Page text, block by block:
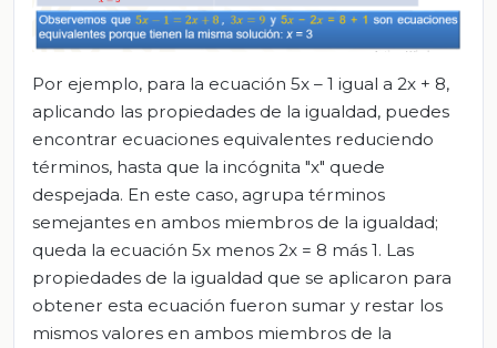
Por ejemplo, para la ecuación 5x – 1 igual a 2x + 8,
aplicando las propiedades de la igualdad, puedes
encontrar ecuaciones equivalentes reduciendo
términos, hasta que la incógnita "x" quede
despejada. En este caso, agrupa términos
semejantes en ambos miembros de la igualdad;
queda la ecuación 5x menos 2x = 8 más 1. Las
propiedades de la igualdad que se aplicaron para
obtener esta ecuación fueron sumar y restar los
mismos valores en ambos miembros de la